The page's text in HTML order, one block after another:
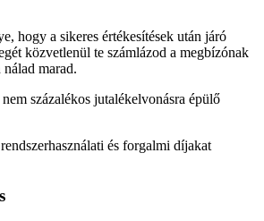
hogy a sikeres értékesítések után járó
közvetlenül te számlázod a megbízónak
nálad marad.
százalékos jutalékelvonásra épülő
és forgalmi díjakat